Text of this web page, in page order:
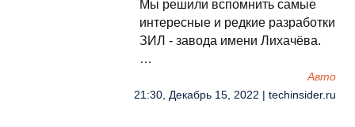
Мы решили вспомнить самые
интересные и редкие разработки
ЗИЛ - завода имени Лихачёва.
…
Авто
21:30, Декабрь 15, 2022 | techinsider.ru